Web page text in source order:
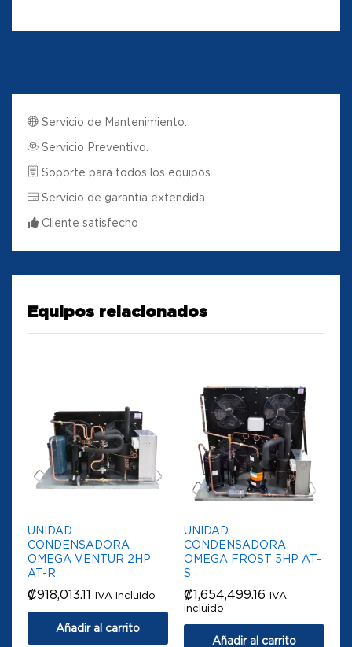
Servicio de Mantenimiento.
Servicio Preventivo.
Soporte para todos los equipos.
Servicio de garantía extendida.
Cliente satisfecho
Equipos relacionados
UNIDAD
CONDENSADORA
OMEGA VENTUR 2HP
AT-R
₡918,013.11 IVA incluido
Añadir al carrito
UNIDAD
CONDENSADORA
OMEGA FROST 5HP AT-
S
₡1,654,499.16 IVA
incluido
Añadir al carrito